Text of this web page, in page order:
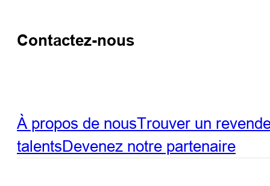
Contactez-nous
À propos de nousTrouver un
talentsDevenez notre partenaire